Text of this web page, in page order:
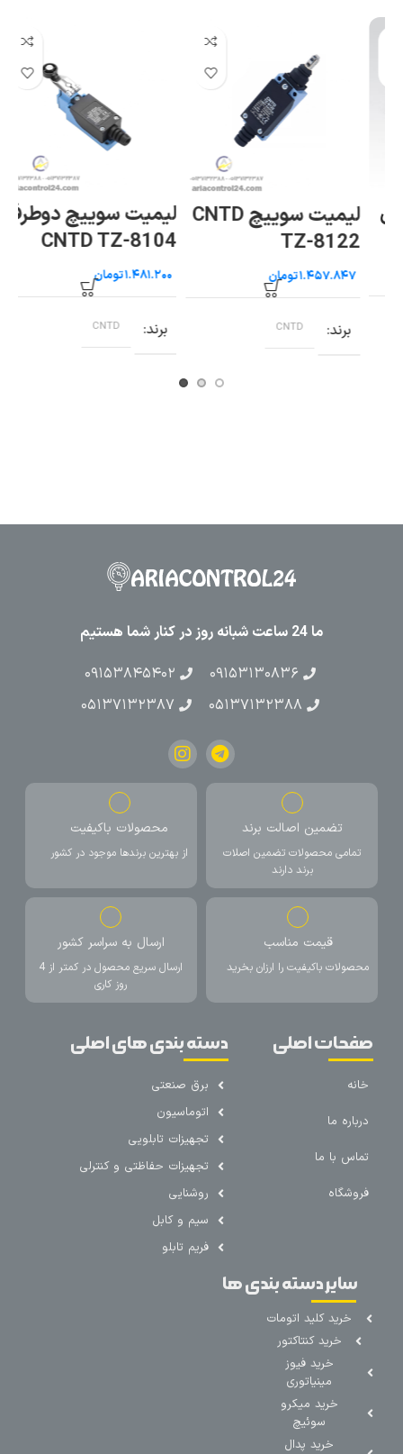
لیمیت سوییچ دوطرفه
CNTD TZ-8104
تومان
برند CNTD
ترمینال پیچی سری
ارت با پیچ اتصال به
ریل سایز ۳۵ رعد
تومان
برند
ما 24 ساعت شبانه روز در کنار شما هستیم
۰۹۱۵۳۱۳۰۸۳۶
۰۹۱۵۳۸۴۵۴۰۲
۰۵۱۳۷۱۳۲۳۸۸
۰۵۱۳۷۱۳۲۳۸۷
تضمین اصالت برند
تمامی محصولات تضمین اصلات
برند دارند
محصولات باکیفیت
از بهترین برندها موجود در کشور
قیمت مناسب
محصولات باکیفیت را ارزان بخرید
ارسال به سراسر کشور
ارسال سریع محصول در کمتر از 4
روز کاری
صفحات اصلی
خانه
درباره ما
تماس با ما
فروشگاه
دسته بندی های اصلی
برق صنعتی
اتوماسیون
تجهیزات تابلویی
تجهیزات حفاظتی و کنترلی
روشنایی
سیم و کابل
فریم تابلو
سایر دسته بندی ها
خرید کلید اتومات
خرید کنتاکتور
خرید فیوز
مینیاتوری
خرید میکرو
سوئیچ
خرید پدال